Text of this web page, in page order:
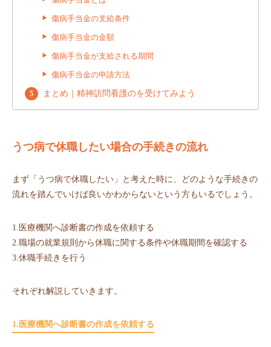
傷病手当金の支給条件
傷病手当金の金額
傷病手当金が支給される期間
傷病手当金の申請方法
まとめ｜精神訪問看護のを受けてみよう
うつ病で休職したい場合の手続きの流れ
まず「うつ病で休職したい」と考えた時に、どのような手続きの
流れを踏んでいけば良いかわからないという方もいるでしょう。
1.医療機関へ診断書の作成を依頼する
2.職場の就業規則から休職に関する条件や休職期間を確認する
3.休職手続きを行う
それぞれ解説していきます。
1.医療機関へ診断書の作成を依頼する